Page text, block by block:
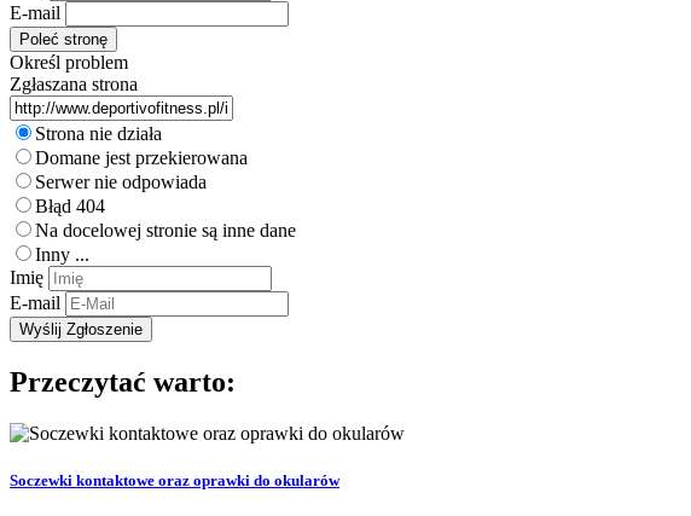
E-mail
Określ problem
Zgłaszana strona
Strona nie działa
Domane jest przekierowana
Serwer nie odpowiada
Błąd 404
Na docelowej stronie są inne dane
Inny ...
Imię
E-mail
Przeczytać warto:
Soczewki kontaktowe oraz oprawki do okularów